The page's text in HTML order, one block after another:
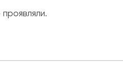
проявляли.